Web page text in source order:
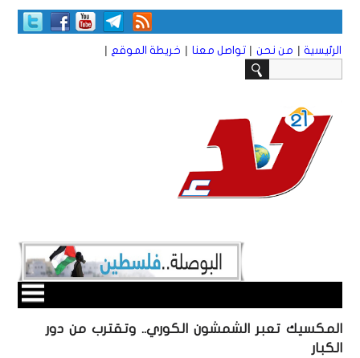
الرئيسية | من نحن | تواصل معنا | خريطة الموقع |
المكسيك تعبر الشمشون الكوري.. وتقترب من دور
الكبار